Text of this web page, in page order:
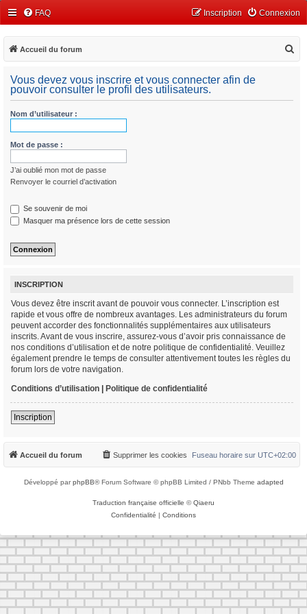
FAQ Connexion
Inscription
Accueil du forum
Vous devez vous inscrire et vous connecter afin de
pouvoir consulter le profil des utilisateurs.
Nom d’utilisateur :
Mot de passe :
J’ai oublié mon mot de passe
Renvoyer le courriel d’activation
Se souvenir de moi
Masquer ma présence lors de cette session
INSCRIPTION
Vous devez être inscrit avant de pouvoir vous connecter. L’inscription est
rapide et vous offre de nombreux avantages. Les administrateurs du forum
peuvent accorder des fonctionnalités supplémentaires aux utilisateurs
inscrits. Avant de vous inscrire, assurez-vous d’avoir pris connaissance de
nos conditions d’utilisation et de notre politique de confidentialité. Veuillez
également prendre le temps de consulter attentivement toutes les règles du
forum lors de votre navigation.
Conditions d’utilisation | Politique de confidentialité
Inscription
Accueil du forum Fuseau horaire sur UTC+02:00
Supprimer les cookies
Développé parphpBB® Forum Software © phpBB Limited / PNbb Theme adapted
Traduction française officielle ©Qiaeru
Confidentialité | Conditions